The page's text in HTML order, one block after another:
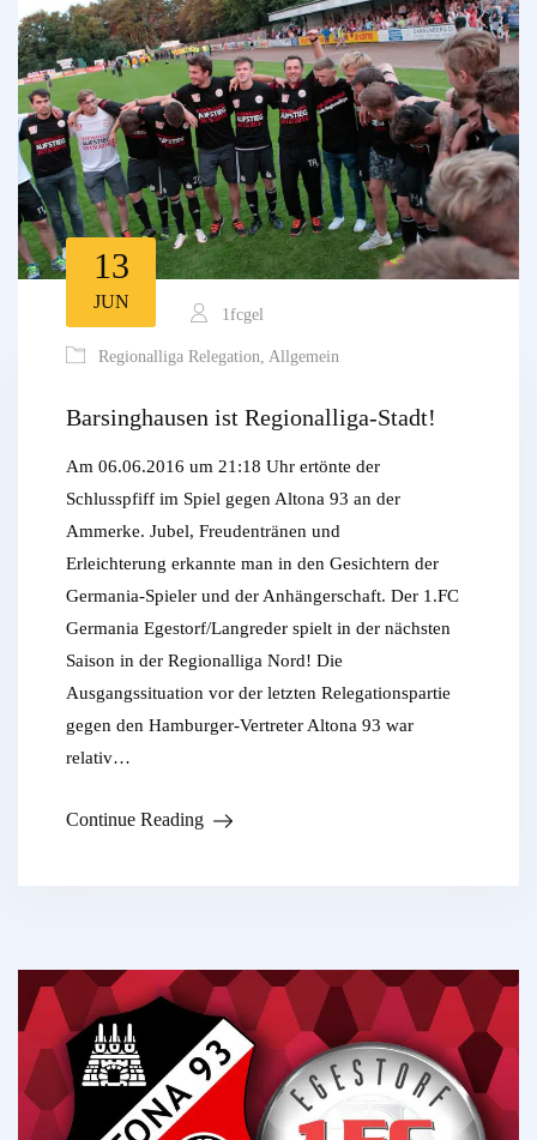
13
JUN
1fcgel
Regionalliga Relegation Allgemein
Barsinghausen ist Regionalliga-Stadt!
Am 06.06.2016 um 21:18 Uhr ertönte der
Schlusspfiff im Spiel gegen Altona 93 an der
Ammerke. Jubel, Freudentränen und
Erleichterung erkannte man in den Gesichtern der
Germania-Spieler und der Anhängerschaft. Der 1.FC
Germania Egestorf/Langreder spielt in der nächsten
Saison in der Regionalliga Nord! Die
Ausgangssituation vor der letzten Relegationspartie
gegen den Hamburger-Vertreter Altona 93 war
relativ…
Continue Reading